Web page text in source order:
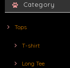
Category
Tops
T-shirt
Long Tee